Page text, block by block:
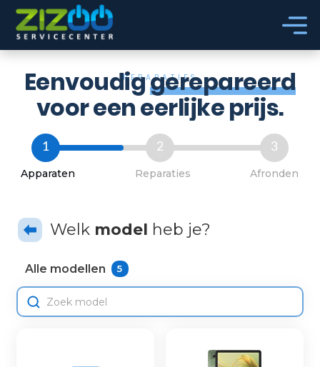
Ga naar hoofdinhoud
Ga naar voettekst
REPARATIES
Eenvoudiggerepareerd
voor een eerlijke prijs.
1
Apparaten
2
Reparaties
3
Afronden
Welk model heb je?
Alle modellen 5